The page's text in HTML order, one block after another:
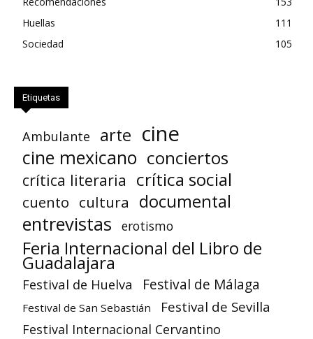
Huellas
111
Sociedad
105
Etiquetas
Ambulante arte cine
cine mexicano conciertos
crítica literaria crítica social
cuento cultura documental
entrevistas erotismo
Feria Internacional del Libro de
Guadalajara
Festival de Huelva Festival de Málaga
Festival de San Sebastián Festival de Sevilla
Festival Internacional Cervantino